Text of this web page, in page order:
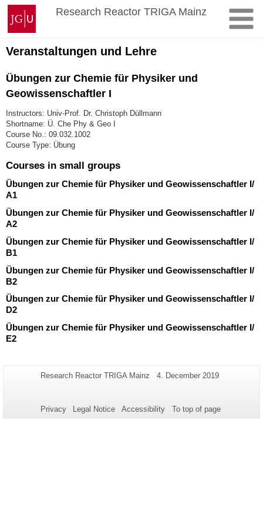
Skip
content
Johannes
Gutenberg
University
Mainz
Research Reactor TRIGA Mainz
Veranstaltungen und Lehre
Übungen zur Chemie für Physiker und
Geowissenschaftler I
Instructors: Univ-Prof. Dr. Christoph Düllmann
Shortname: Ü. Che Phy & Geo I
Course No.: 09.032.1002
Course Type: Übung
Courses in small groups
Übungen zur Chemie für Physiker und Geowissenschaftler I/
A1
Übungen zur Chemie für Physiker und Geowissenschaftler I/
A2
Übungen zur Chemie für Physiker und Geowissenschaftler I/
B1
Übungen zur Chemie für Physiker und Geowissenschaftler I/
B2
Übungen zur Chemie für Physiker und Geowissenschaftler I/
D2
Übungen zur Chemie für Physiker und Geowissenschaftler I/
E2
Additional
this
Page-
Research Reactor TRIGA Mainz
Last
4. December 2019
Privacy Legal Notice Accessibility To top of page